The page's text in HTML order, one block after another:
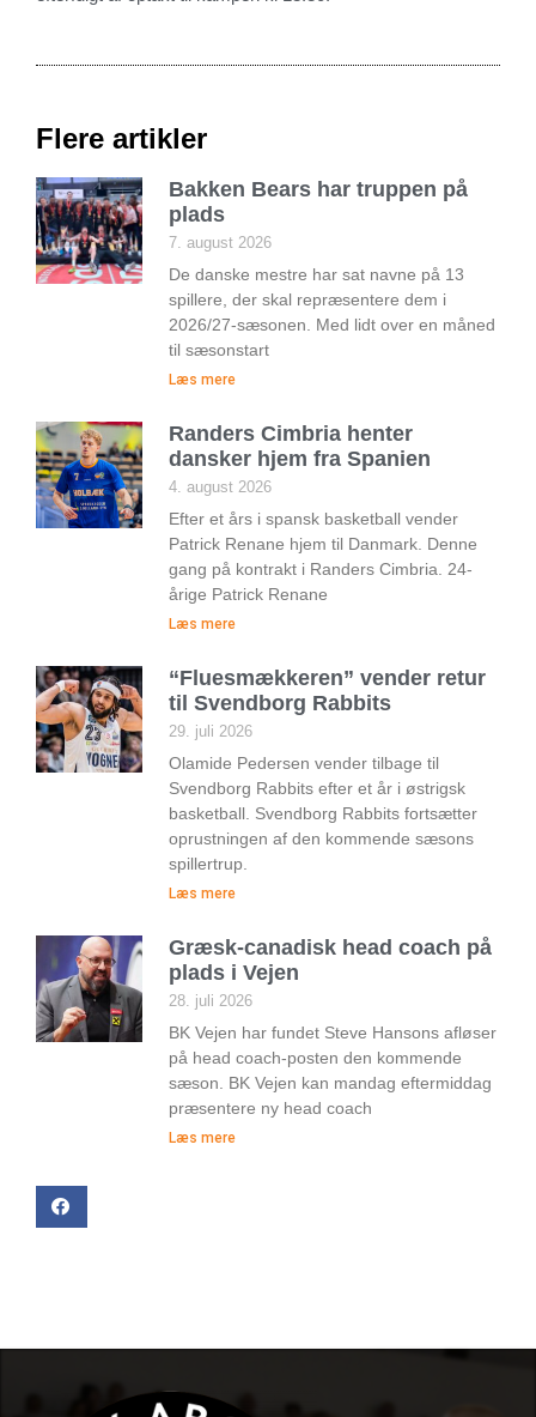
Flere artikler
Bakken Bears har truppen på
plads
7. august 2026
De danske mestre har sat navne på 13
spillere, der skal repræsentere dem i
2026/27-sæsonen. Med lidt over en måned
til sæsonstart
Læs mere
Randers Cimbria henter
dansker hjem fra Spanien
4. august 2026
Efter et års i spansk basketball vender
Patrick Renane hjem til Danmark. Denne
gang på kontrakt i Randers Cimbria. 24-
årige Patrick Renane
Læs mere
“Fluesmækkeren” vender retur
til Svendborg Rabbits
29. juli 2026
Olamide Pedersen vender tilbage til
Svendborg Rabbits efter et år i østrigsk
basketball. Svendborg Rabbits fortsætter
oprustningen af den kommende sæsons
spillertrup.
Læs mere
Græsk-canadisk head coach på
plads i Vejen
28. juli 2026
BK Vejen har fundet Steve Hansons afløser
på head coach-posten den kommende
sæson. BK Vejen kan mandag eftermiddag
præsentere ny head coach
Læs mere